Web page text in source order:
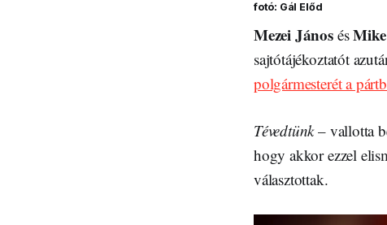
fotó: Gál Előd
Mezei Jánosés
sajtótájékoztatót
polgármesterét a
Tévedtünk– vallotta
hogy akkor ezzel
választottak.